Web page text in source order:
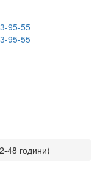
95-55
95-55
48 години)